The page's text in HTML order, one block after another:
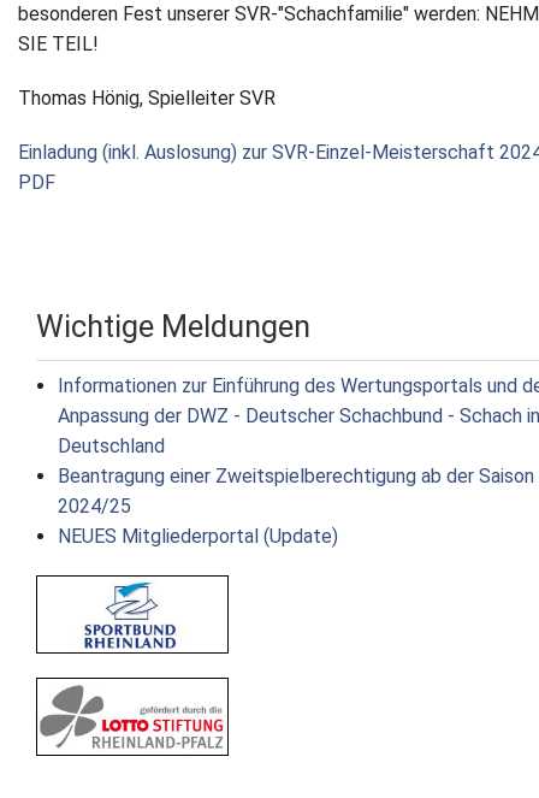
besonderen Fest unserer SVR-"Schachfamilie" werden:
SIE TEIL!
Thomas Hönig, Spielleiter SVR
Einladung (inkl. Auslosung) zur SVR-Einzel-Meisterschaft
PDF
Wichtige Meldungen
Informationen zur Einführung des Wertungsportals und
Anpassung der DWZ - Deutscher Schachbund - Schach in
Deutschland
Beantragung einer Zweitspielberechtigung ab der Saison
2024/25
NEUES Mitgliederportal (Update)